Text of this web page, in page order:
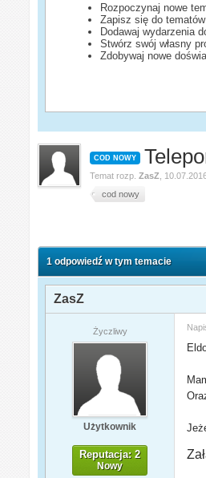
Rozpoczynaj nowe
Zapisz się do
Dodawaj wydarzenia
Stwórz swój własny
Zdobywaj nowe
COD NOWY
Temat rozp.ZasZ
cod nowy
1 odpowiedź w tym temacie
ZasZ
Życzliwy
Użytkownik
Reputacja: 2
Nowy